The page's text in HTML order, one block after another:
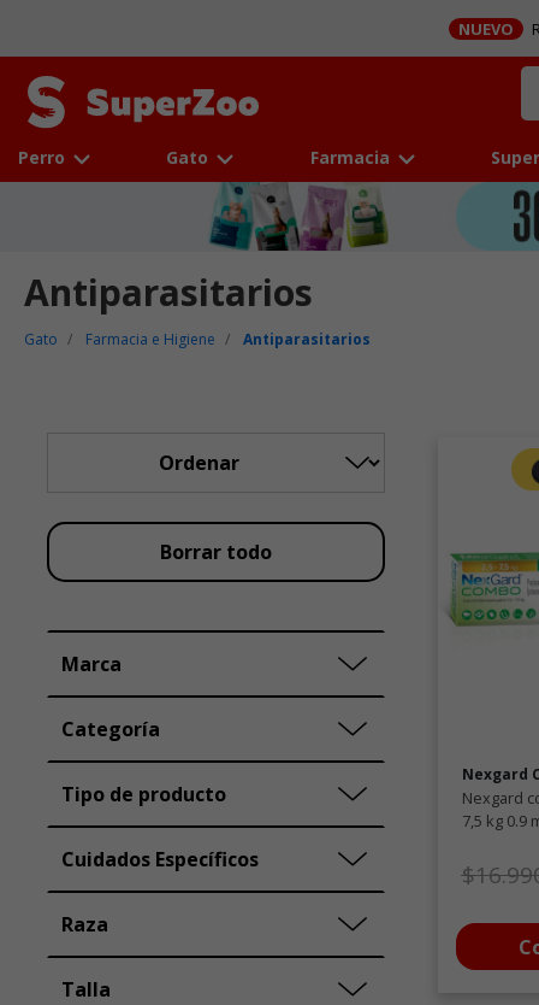
NUEVO
Perro Gato Farmacia
Antiparasitarios
Gato Farmacia e Higiene Antiparasitarios
Borrar todo
Marca
Categoría
Tipo de producto
Cuidados Específicos
Raza
Talla
Nexgard
Nexgard
7,5 kg 0.9
Precio